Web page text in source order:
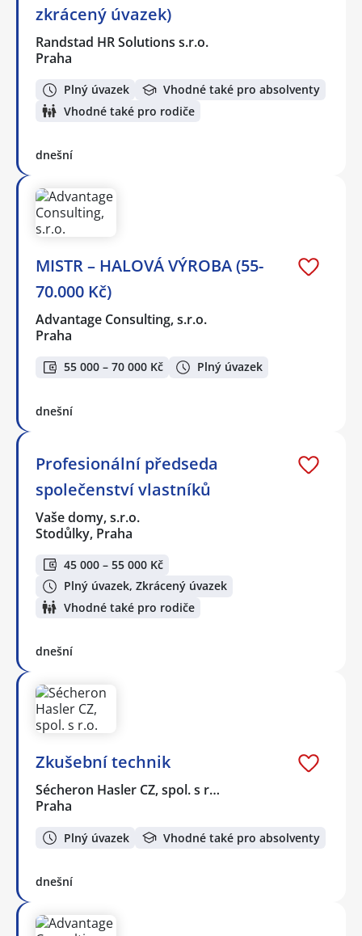
zkrácený úvazek)
Randstad HR Solutions s.r.o.
Praha
Plný úvazek
Vhodné také pro absolventy
Vhodné také pro rodiče
dnešní
MISTR – HALOVÁ VÝROBA (55-
70.000 Kč)
Advantage Consulting, s.r.o.
Praha
55 000 – 70 000 Kč Plný úvazek
dnešní
Profesionální předseda
společenství vlastníků
Vaše domy, s.r.o.
Stodůlky, Praha
45 000 – 55 000 Kč
Plný úvazek, Zkrácený úvazek
Vhodné také pro rodiče
dnešní
Zkušební technik
Sécheron Hasler CZ, spol. s r…
Praha
Plný úvazek Vhodné také pro absolventy
dnešní